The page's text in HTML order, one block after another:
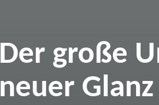
Der große
neuer